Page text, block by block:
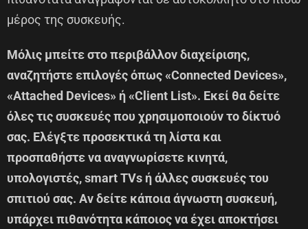
μέρος της συσκευής.
Μόλις μπείτε στο περιβάλλον διαχείρισης,
αναζητήστε επιλογές όπως «Connected Devices»,
«Attached Devices» ή «Client List». Εκεί θα δείτε
όλες τις συσκευές που χρησιμοποιούν το δίκτυό
σας. Ελέγξτε προσεκτικά τη λίστα και
προσπαθήστε να αναγνωρίσετε κινητά,
υπολογιστές, smart TVs ή άλλες συσκευές του
σπιτιού σας. Αν δείτε κάποια άγνωστη συσκευή,
υπάρχει πιθανότητα κάποιος να έχει αποκτήσει